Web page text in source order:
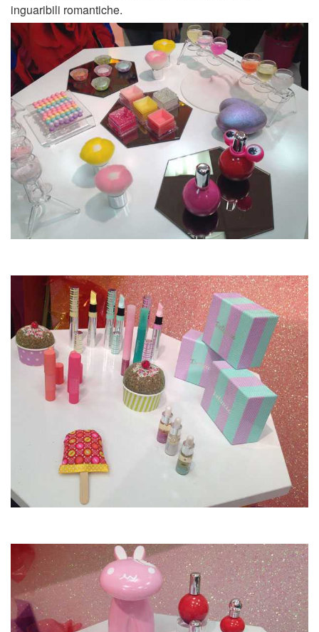
inguaribili romantiche.